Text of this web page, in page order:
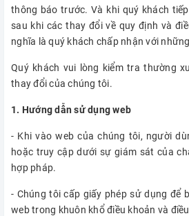
thông báo trước. Và khi quý khách
sau khi các thay đổi về quy định và
nghĩa là quý khách chấp nhận với
Quý khách vui lòng kiểm tra thường
thay đổi của chúng tôi.
1. Hướng dẫn sử dụng web
- Khi vào web của chúng tôi, người
hoặc truy cập dưới sự giám sát của
hợp pháp.
- Chúng tôi cấp giấy phép sử dụng để
web trong khuôn khổ điều khoản và